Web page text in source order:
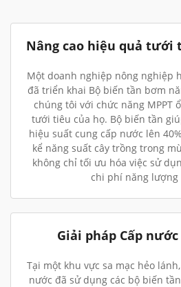
Nâng cao hiệu quả tưới
Một doanh nghiệp nông nghiệp
đã triển khai Bộ biến tần bơm
chúng tôi với chức năng MPPT
tưới tiêu của họ. Bộ biến tần
hiệu suất cung cấp nước lên
kể năng suất cây trồng trong
không chỉ tối ưu hóa việc sử
chi phí năng lượng
Giải pháp Cấp
Tại một khu vực sa mạc hẻo
nước đã sử dụng các bộ biến